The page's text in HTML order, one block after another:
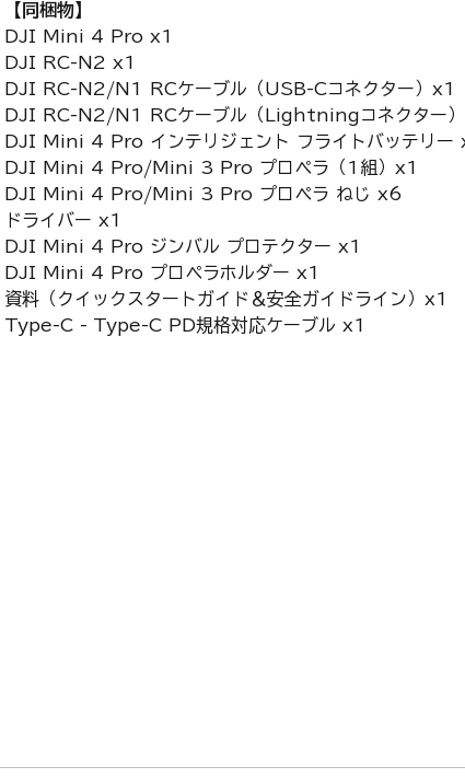
【同梱物】
DJI Mini 4 Pro x1
DJI RC-N2 x1
DJI RC-N2/N1 RCケーブル（USB-Cコネクター）x1
DJI RC-N2/N1 RCケーブル（Lightningコネクター）
DJI Mini 4 Pro インテリジェント フライトバッテリー
DJI Mini 4 Pro/Mini 3 Pro プロペラ（1組）x1
DJI Mini 4 Pro/Mini 3 Pro プロペラ ねじ x6
ドライバー x1
DJI Mini 4 Pro ジンバル プロテクター x1
DJI Mini 4 Pro プロペラホルダー x1
資料（クイックスタートガイド＆安全ガイドライン）x1
Type-C - Type-C PD規格対応ケーブル x1